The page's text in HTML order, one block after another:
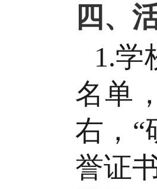
四、
1.学
名单
右，“
誉证